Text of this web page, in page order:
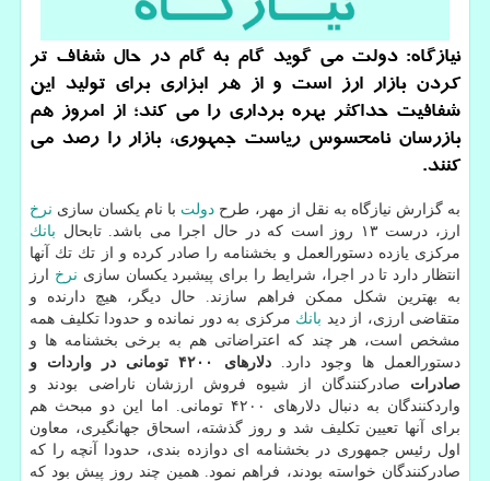
نیازگاه: دولت می گوید گام به گام در حال شفاف تر
كردن بازار ارز است و از هر ابزاری برای تولید این
شفافیت حداكثر بهره برداری را می كند؛ از امروز هم
بازرسان نامحسوس ریاست جمهوری، بازار را رصد می
كنند.
به گزارش نیازگاه به نقل از مهر، طرح دولت با نام یكسان سازی نرخ
ارز، درست ۱۳ روز است كه در حال اجرا می باشد. تابحال
بانك
مركزی یازده دستورالعمل و بخشنامه را صادر كرده و از تك تك آنها
انتظار دارد تا در اجرا، شرایط را برای پیشبرد یكسان سازی نرخ ارز
به بهترین شكل ممكن فراهم سازند. حال دیگر، هیچ دارنده و
متقاضی ارزی، از دید بانك مركزی به دور نمانده و حدودا تكلیف همه
مشخص است، هر چند كه اعتراضاتی هم به برخی بخشنامه ها و
دستورالعمل ها وجود دارد.
دلارهای ۴۲۰۰ تومانی در واردات و
صادرات صادركنندگان از شیوه فروش ارزشان ناراضی بودند و
واردكنندگان به دنبال دلارهای ۴۲۰۰ تومانی. اما این دو مبحث هم
برای آنها تعیین تكلیف شد و روز گذشته، اسحاق جهانگیری، معاون
اول رئیس جمهوری در بخشنامه ای دوازده بندی، حدودا آنچه را كه
صادركنندگان خواسته بودند، فراهم نمود. همین چند روز پیش بود كه